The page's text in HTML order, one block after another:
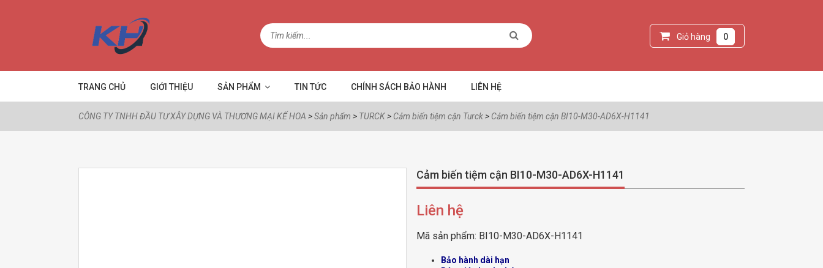
Giỏ hàng 0
TRANG CHỦ GIỚI THIỆU SẢN PHẨM TIN TỨC CHÍNH SÁCH BẢO HÀNH LIÊN HỆ
CÔNG TY TNHH ĐẦU TƯ XÂY DỰNG VÀ THƯƠNG MẠI KẾ HOA >Sản phẩm > TURCK> Cảm biến tiệm cận Turck> Cảm biến tiệm cận BI10-M30-AD6X-H1141
Cảm biến tiệm cận BI10-M30-AD6X-H1141
Liên hệ
Mã sản phẩm: BI10-M30-AD6X-H1141
Bảo hành dài hạn